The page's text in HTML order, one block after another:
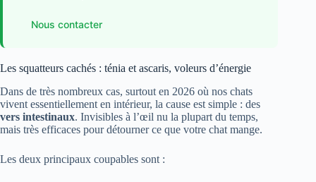
Nous contacter
Les squatteurs cachés : ténia et ascaris, voleurs d’énergie
Dans de très nombreux cas, surtout en 2026 où nos chats
vivent essentiellement en intérieur, la cause est simple : des
vers intestinaux. Invisibles à l’œil nu la plupart du temps,
mais très efficaces pour détourner ce que votre chat mange.
Les deux principaux coupables sont :